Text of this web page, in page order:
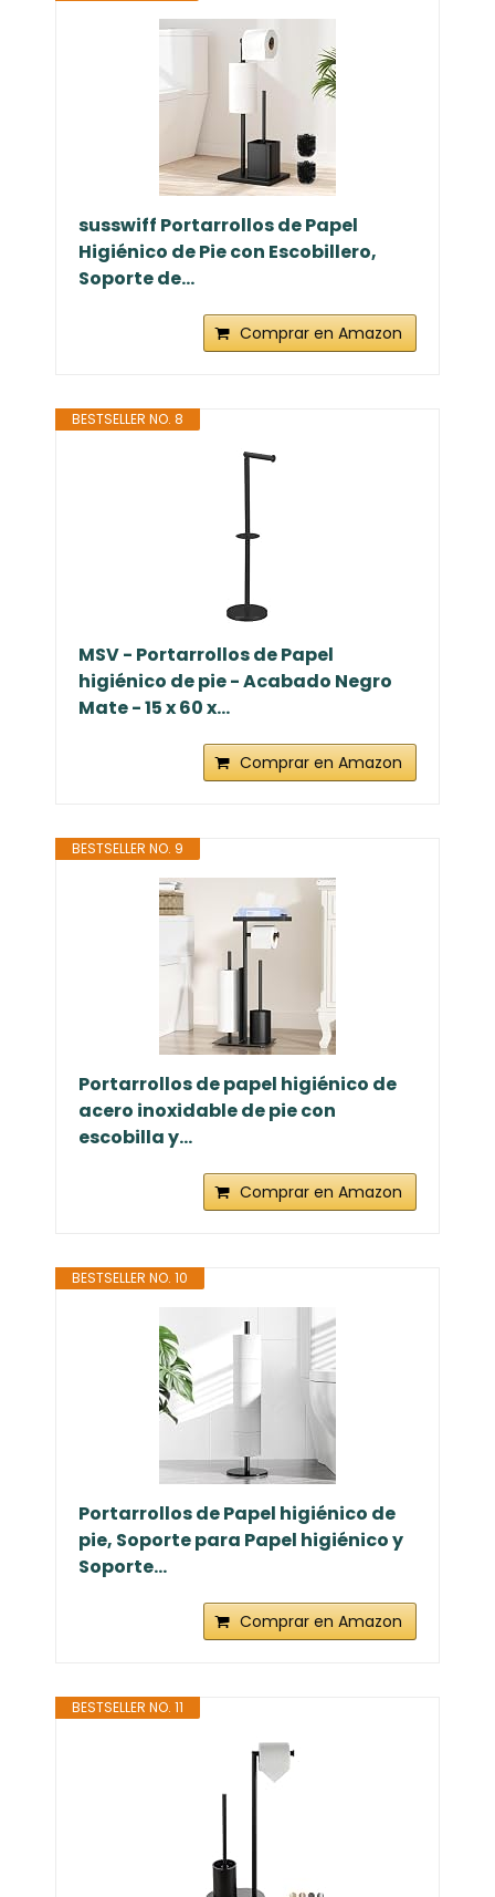
susswiff Portarrollos de Papel
Higiénico de Pie con Escobillero,
Soporte de...
Comprar en Amazon
BESTSELLER NO. 8
MSV - Portarrollos de Papel
higiénico de pie - Acabado Negro
Mate - 15 x 60 x...
Comprar en Amazon
BESTSELLER NO. 9
Portarrollos de papel higiénico de
acero inoxidable de pie con
escobilla y...
Comprar en Amazon
BESTSELLER NO. 10
Portarrollos de Papel higiénico de
pie, Soporte para Papel higiénico y
Soporte...
Comprar en Amazon
BESTSELLER NO. 11